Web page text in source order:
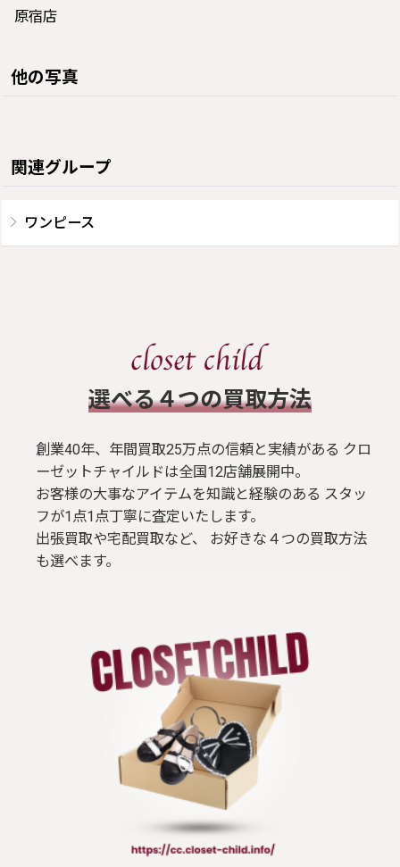
原宿店
他の写真
関連グループ
ワンピース
​選べる４つの買取方法
創業40年、年間買取25万点の信頼と実績がある クロ
ーゼットチャイルドは全国12店舗展開中。
お客様の大事なアイテムを知識と経験のある スタッ
フが1点1点丁寧に査定いたします。
出張買取や宅配買取など、 お好きな４つの買取方法
も選べます。